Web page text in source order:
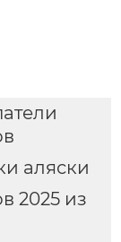
аляски
2025 из